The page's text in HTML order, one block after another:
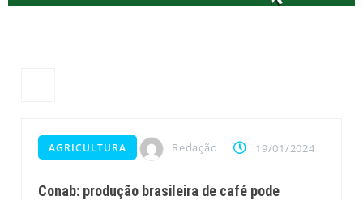
AGRICULTURA Redação 19/01/2024
Conab: produção brasileira de café pode